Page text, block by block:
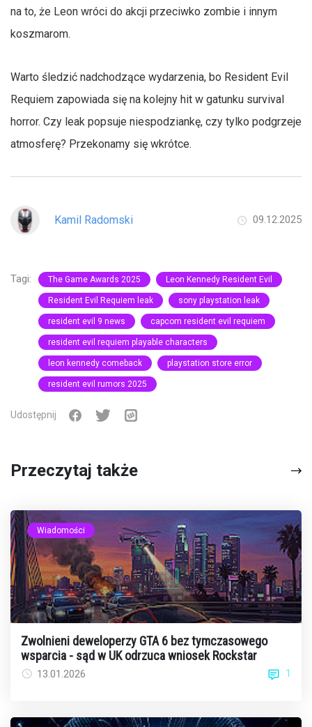
na to, że Leon wróci do akcji przeciwko zombie i innym
koszmarom.
Warto śledzić nadchodzące wydarzenia, bo Resident Evil
Requiem zapowiada się na kolejny hit w gatunku survival
horror. Czy leak popsuje niespodziankę, czy tylko podgrzeje
atmosferę? Przekonamy się wkrótce.
Kamil Radomski 09.12.2025
Tagi: The Game Awards 2025 Leon Kennedy Resident Evil
Resident Evil Requiem leak sony playstation leak
resident evil 9 news capcom resident evil requiem
resident evil requiem playable characters
leon kennedy comeback playstation store error
resident evil rumors 2025
Udostępnij
Przeczytaj także
Wiadomości
Zwolnieni deweloperzy GTA 6 bez tymczasowego
wsparcia - sąd w UK odrzuca wniosek Rockstar
13.01.2026 1